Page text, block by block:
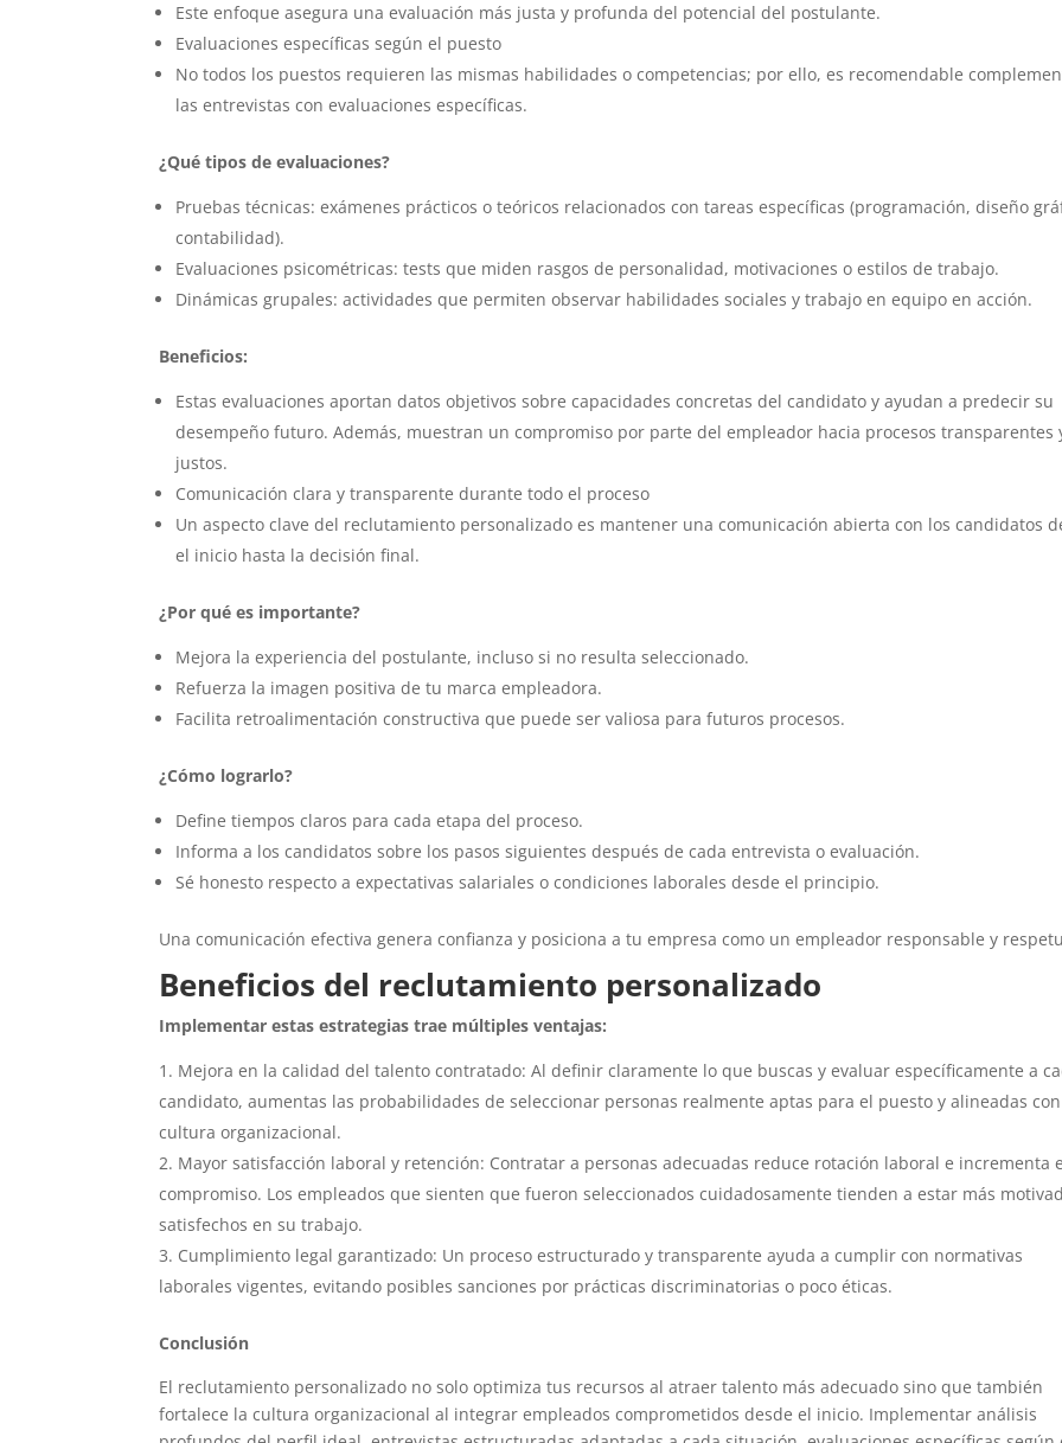
Este enfoque asegura una evaluación más justa y profunda del potencial del postulante.
Evaluaciones específicas según el puesto
No todos los puestos requieren las mismas habilidades o competencias; por ello, es recomendable
las entrevistas con evaluaciones específicas.
¿Qué tipos de evaluaciones?
Pruebas técnicas: exámenes prácticos o teóricos relacionados con tareas específicas (programación, diseño
contabilidad).
Evaluaciones psicométricas: tests que miden rasgos de personalidad, motivaciones o estilos de trabajo.
Dinámicas grupales: actividades que permiten observar habilidades sociales y trabajo en equipo en acción.
Beneficios:
Estas evaluaciones aportan datos objetivos sobre capacidades concretas del candidato y ayudan a predecir su
desempeño futuro. Además, muestran un compromiso por parte del empleador hacia procesos transparentes
justos.
Comunicación clara y transparente durante todo el proceso
Un aspecto clave del reclutamiento personalizado es mantener una comunicación abierta con los candidatos
el inicio hasta la decisión final.
¿Por qué es importante?
Mejora la experiencia del postulante, incluso si no resulta seleccionado.
Refuerza la imagen positiva de tu marca empleadora.
Facilita retroalimentación constructiva que puede ser valiosa para futuros procesos.
¿Cómo lograrlo?
Define tiempos claros para cada etapa del proceso.
Informa a los candidatos sobre los pasos siguientes después de cada entrevista o evaluación.
Sé honesto respecto a expectativas salariales o condiciones laborales desde el principio.
Una comunicación efectiva genera confianza y posiciona a tu empresa como un empleador responsable y
Beneficios del reclutamiento personalizado
Implementar estas estrategias trae múltiples ventajas:
Mejora en la calidad del talento contratado: Al definir claramente lo que buscas y evaluar específicamente a
candidato, aumentas las probabilidades de seleccionar personas realmente aptas para el puesto y alineadas
cultura organizacional.
Mayor satisfacción laboral y retención: Contratar a personas adecuadas reduce rotación laboral e incrementa
compromiso. Los empleados que sienten que fueron seleccionados cuidadosamente tienden a estar más
satisfechos en su trabajo.
Cumplimiento legal garantizado: Un proceso estructurado y transparente ayuda a cumplir con normativas
laborales vigentes, evitando posibles sanciones por prácticas discriminatorias o poco éticas.
Conclusión
El reclutamiento personalizado no solo optimiza tus recursos al atraer talento más adecuado sino que también
fortalece la cultura organizacional al integrar empleados comprometidos desde el inicio. Implementar análisis